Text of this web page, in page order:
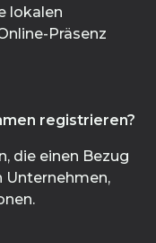
lokalen
Präsenz
registrieren?
die einen Bezug
Unternehmen,